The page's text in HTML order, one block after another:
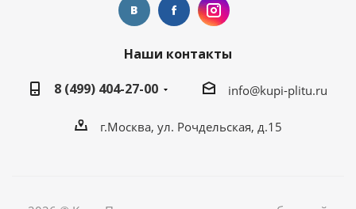
Наши контакты
8 (499) 404-27-00
info@kupi-plitu.ru
г.Москва, ул. Рочдельская, д.15